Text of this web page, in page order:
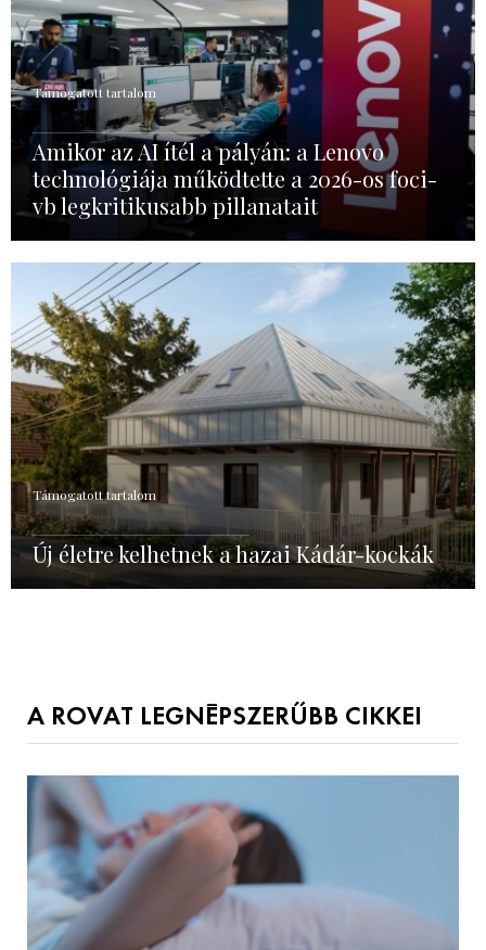
Támogatott tartalom
Amikor az AI ítél a pályán: a Lenovo
technológiája működtette a 2026-os foci-
vb legkritikusabb pillanatait
Támogatott tartalom
Új életre kelhetnek a hazai Kádár-kockák
A ROVAT LEGNÉPSZERŰBB CIKKEI